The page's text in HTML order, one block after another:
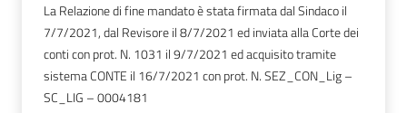
La Relazione di fine mandato è stata firmata dal Sindaco il
7/7/2021, dal Revisore il 8/7/2021 ed inviata alla Corte dei
conti con prot. N. 1031 il 9/7/2021 ed acquisito tramite
sistema CONTE il 16/7/2021 con prot. N. SEZ_CON_Lig –
SC_LIG – 0004181